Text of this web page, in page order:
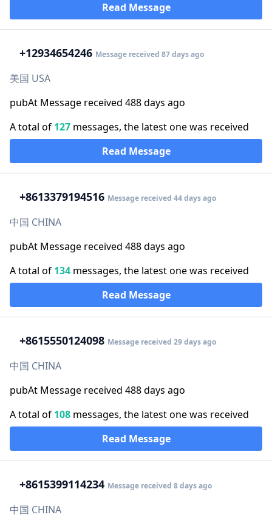
Read Message
+12934654246 Message received 87 days ago
美国 USA
pubAt Message received 488 days ago
A total of 127 messages, the latest one was received
Read Message
+8613379194516 Message received 44 days ago
中国 CHINA
pubAt Message received 488 days ago
A total of 134 messages, the latest one was received
Read Message
+8615550124098 Message received 29 days ago
中国 CHINA
pubAt Message received 488 days ago
A total of 108 messages, the latest one was received
Read Message
+8615399114234 Message received 8 days ago
中国 CHINA